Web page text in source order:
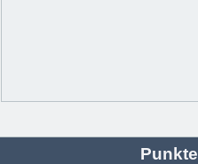
Punkte